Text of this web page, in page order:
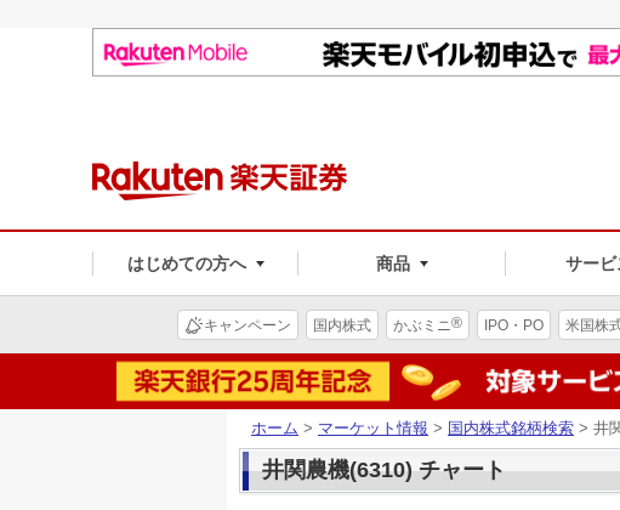
はじめての方へ 商品 サービ
キャンペーン 国内株式 かぶミニ® IPO・PO 米国株
ホーム > マーケット情報 > 国内株式銘柄検索 > 井
井関農機(6310) チャート